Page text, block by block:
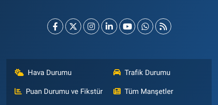
Hava Durumu Trafik Durumu
Puan Durumu ve Fikstür Tüm Manşetler